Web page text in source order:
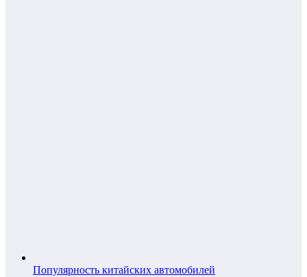
Популярность китайских автомобилей